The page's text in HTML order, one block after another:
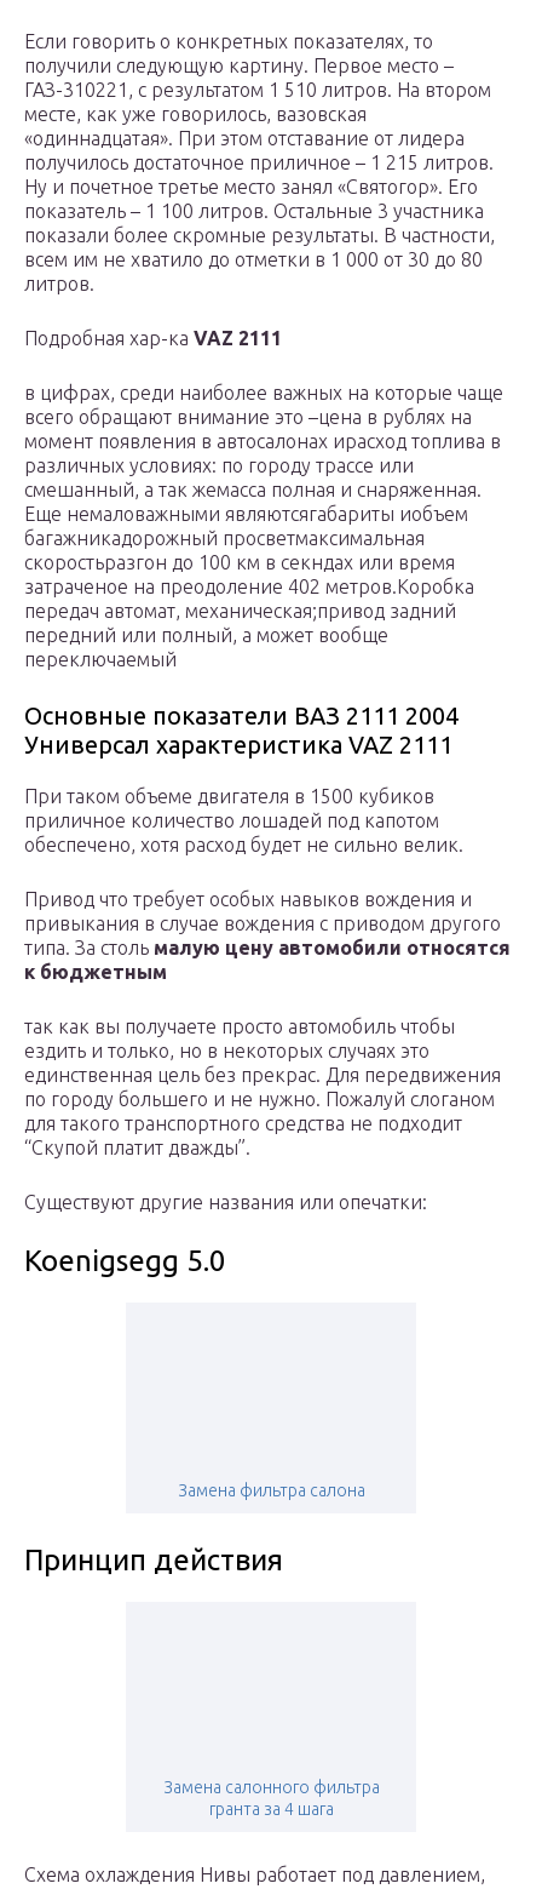
Если говорить о конкретных показателях, то
получили следующую картину. Первое место –
ГАЗ-310221, с результатом 1 510 литров. На втором
месте, как уже говорилось, вазовская
«одиннадцатая». При этом отставание от лидера
получилось достаточное приличное – 1 215 литров.
Ну и почетное третье место занял «Святогор». Его
показатель – 1 100 литров. Остальные 3 участника
показали более скромные результаты. В частности,
всем им не хватило до отметки в 1 000 от 30 до 80
литров.
Подробная хар-ка VAZ 2111
в цифрах, среди наиболее важных на которые чаще
всего обращают внимание это –цена в рублях на
момент появления в автосалонах ирасход топлива в
различных условиях: по городу трассе или
смешанный, а так жемасса полная и снаряженная.
Еще немаловажными являютсягабариты иобъем
багажникадорожный просветмаксимальная
скоростьразгон до 100 км в секндах или время
затраченое на преодоление 402 метров.Коробка
передач автомат, механическая;привод задний
передний или полный, а может вообще
переключаемый
Основные показатели ВАЗ 2111 2004
Универсал характеристика VAZ 2111
При таком объеме двигателя в 1500 кубиков
приличное количество лошадей под капотом
обеспечено, хотя расход будет не сильно велик.
Привод что требует особых навыков вождения и
привыкания в случае вождения с приводом другого
типа. За столь малую цену автомобили относятся
к бюджетным
так как вы получаете просто автомобиль чтобы
ездить и только, но в некоторых случаях это
единственная цель без прекрас. Для передвижения
по городу большего и не нужно. Пожалуй слоганом
для такого транспортного средства не подходит
“Скупой платит дважды”.
Существуют другие названия или опечатки:
Koenigsegg 5.0
Замена фильтра салона
Принцип действия
Замена салонного фильтра
гранта за 4 шага
Схема охлаждения Нивы работает под давлением,